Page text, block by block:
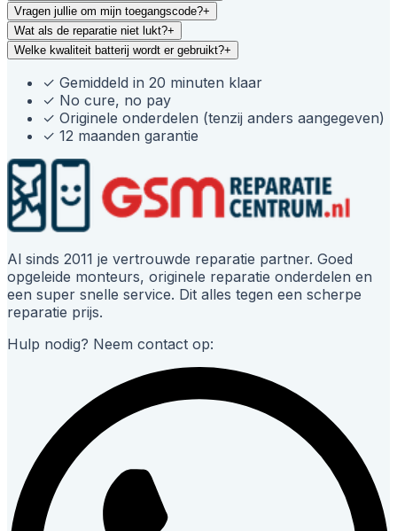
Vragen jullie om mijn toegangscode?+
Wat als de reparatie niet lukt?+
Welke kwaliteit batterij wordt er gebruikt?+
✓ Gemiddeld in 20 minuten klaar
✓ No cure, no pay
✓ Originele onderdelen (tenzij anders aangegeven)
✓ 12 maanden garantie
Al sinds 2011 je vertrouwde reparatie partner. Goed
opgeleide monteurs, originele reparatie onderdelen en
een super snelle service. Dit alles tegen een scherpe
reparatie prijs.
Hulp nodig? Neem contact op: